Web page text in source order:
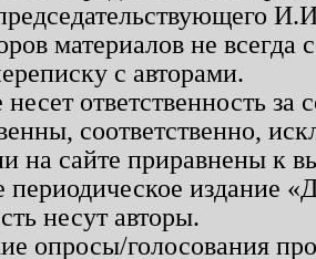
материалов не
с авторами.
несет ответственность
соответственно,
на сайте приравнены к
периодическое издание
несут авторы.
опросы/голосования